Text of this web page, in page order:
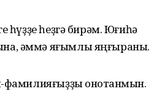
һүҙҙе һеҙгә бирәм. Юғиһә
әммә яғымлы яңғыраны.
фамилияғыҙҙы онотҡанмын.